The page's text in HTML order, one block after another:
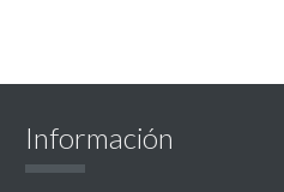
Información